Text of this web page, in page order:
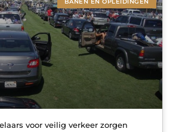
BANEN EN OPLEIDINGEN
voor veilig verkeer zorgen